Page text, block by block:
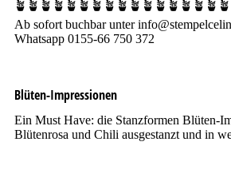
Ab sofort buchbar unter
Whatsapp 0155-66 750 372
Blüten-Impressionen
Ein Must Have: die Stanzformen Blüten-
Blütenrosa und Chili ausgestanzt und in